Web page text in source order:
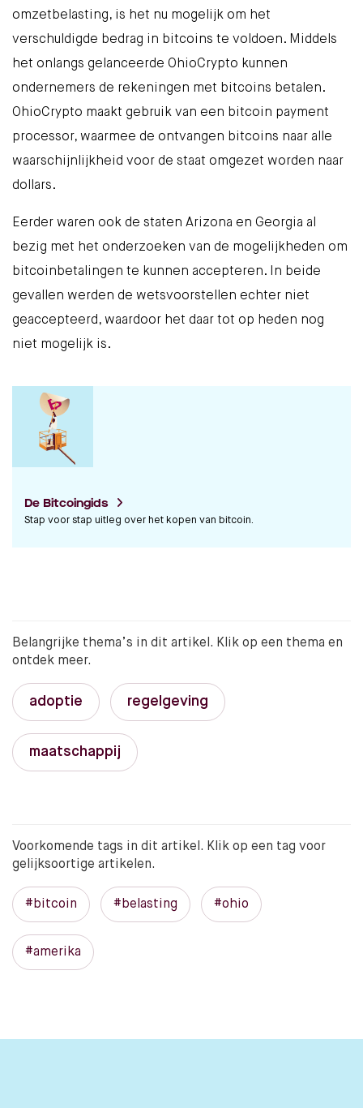
omzetbelasting, is het nu mogelijk om het
verschuldigde bedrag in bitcoins te voldoen. Middels
het onlangs gelanceerde OhioCrypto kunnen
ondernemers de rekeningen met bitcoins betalen.
OhioCrypto maakt gebruik van een bitcoin payment
processor, waarmee de ontvangen bitcoins naar alle
waarschijnlijkheid voor de staat omgezet worden naar
dollars.
Eerder waren ook de staten Arizona en Georgia al
bezig met het onderzoeken van de mogelijkheden om
bitcoinbetalingen te kunnen accepteren. In beide
gevallen werden de wetsvoorstellen echter niet
geaccepteerd, waardoor het daar tot op heden nog
niet mogelijk is.
De Bitcoingids
Stap voor stap uitleg over het kopen van bitcoin.
Belangrijke thema’s in dit artikel. Klik op een thema en
ontdek meer.
adoptie regelgeving
maatschappij
Voorkomende tags in dit artikel. Klik op een tag voor
gelijksoortige artikelen.
#bitcoin #belasting #ohio
#amerika